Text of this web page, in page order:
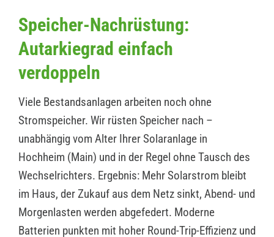
Speicher-Nachrüstung:
Autarkiegrad einfach
verdoppeln
Viele Bestandsanlagen arbeiten noch ohne
Stromspeicher. Wir rüsten Speicher nach –
unabhängig vom Alter Ihrer Solaranlage in
Hochheim (Main) und in der Regel ohne Tausch des
Wechselrichters. Ergebnis: Mehr Solarstrom bleibt
im Haus, der Zukauf aus dem Netz sinkt, Abend- und
Morgenlasten werden abgefedert. Moderne
Batterien punkten mit hoher Round-Trip-Effizienz und